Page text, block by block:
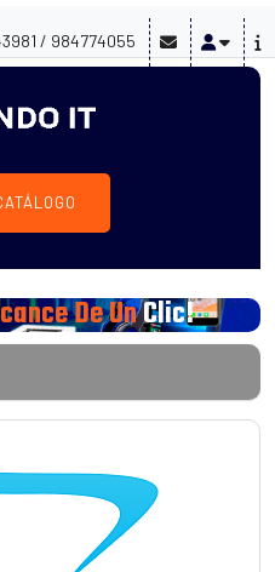
/ 984774055
De UnClic!